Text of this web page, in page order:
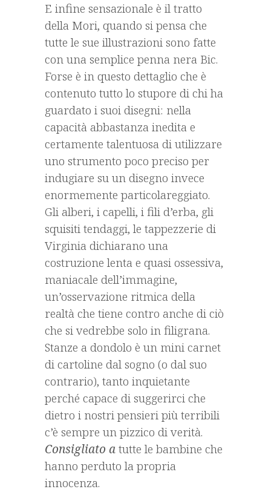
E infine sensazionale è il tratto
della Mori, quando si pensa che
tutte le sue illustrazioni sono fatte
con una semplice penna nera Bic.
Forse è in questo dettaglio che è
contenuto tutto lo stupore di chi ha
guardato i suoi disegni: nella
capacità abbastanza inedita e
certamente talentuosa di utilizzare
uno strumento poco preciso per
indugiare su un disegno invece
enormemente particolareggiato.
Gli alberi, i capelli, i fili d’erba, gli
squisiti tendaggi, le tappezzerie di
Virginia dichiarano una
costruzione lenta e quasi ossessiva,
maniacale dell’immagine,
un’osservazione ritmica della
realtà che tiene contro anche di ciò
che si vedrebbe solo in filigrana.
Stanze a dondolo è un mini carnet
di cartoline dal sogno (o dal suo
contrario), tanto inquietante
perché capace di suggerirci che
dietro i nostri pensieri più terribili
c’è sempre un pizzico di verità.
Consigliato atutte le bambine che
hanno perduto la propria
innocenza.